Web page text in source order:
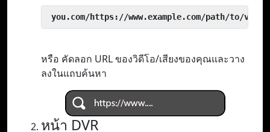
you.com/https://www.example.com/path/to/video
หรือ คัดลอก URL ของวิดีโอ/เสียงของคุณและวาง
ลงในแถบค้นหา
หน้า DVR